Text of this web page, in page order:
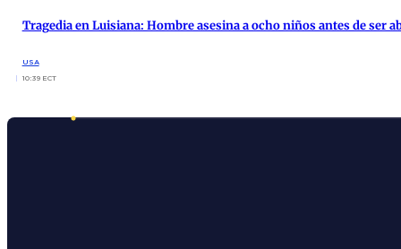
Tragedia en Luisiana: Hombre asesina a ocho niños antes de ser
USA
10:39 ECT